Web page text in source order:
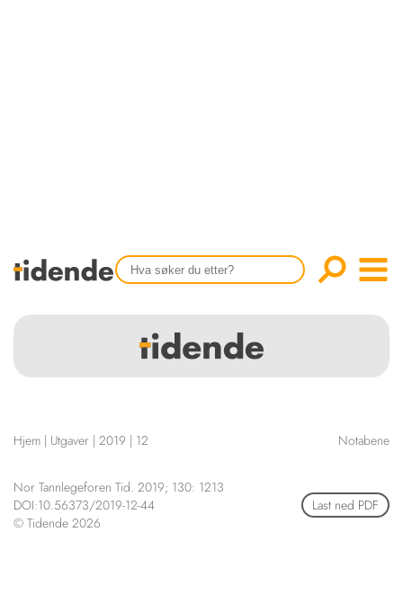
Tidligere utgaver
HENVISNINGER
KURSKALENDER
STILLINGER
KJØP & SALG
KONTAKT
Scientific articles
Publication and media
Hjem | Utgaver | 2019 | 12 Notabene
Nor Tannlegeforen Tid. 2019; 130: 1213
DOI:10.56373/2019-12-44
© Tidende 2026
Last ned PDF